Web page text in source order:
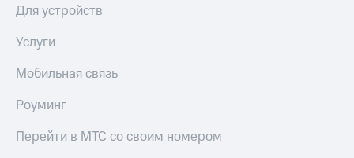
Для устройств
Услуги
Мобильная связь
Роуминг
Перейти в МТС со своим номером